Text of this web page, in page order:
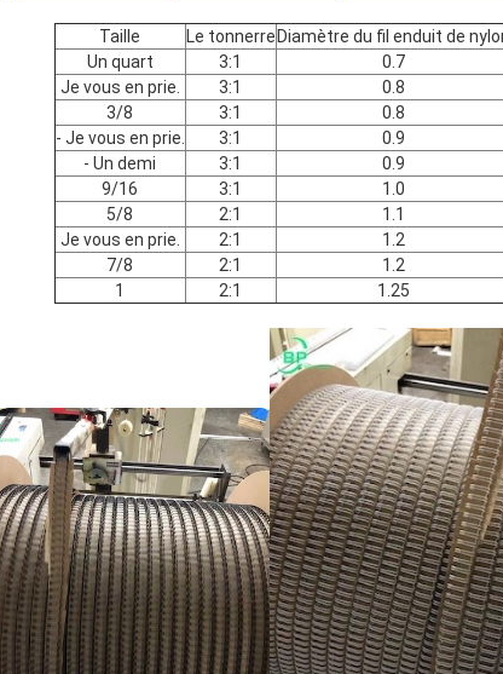
Taille Le tonnerre Diamètre du fil enduit de
Un quart
3:1 0.7
Je vous en prie.
3:1 0.8
3/8
3:1 0.8
- Je vous en prie.
3:1 0.9
- Un demi
3:1 0.9
9/16
3:1 1.0
5/8
2:1 1.1
Je vous en prie.
2:1 1.2
7/8
2:1 1.2
1
2:1 1.25